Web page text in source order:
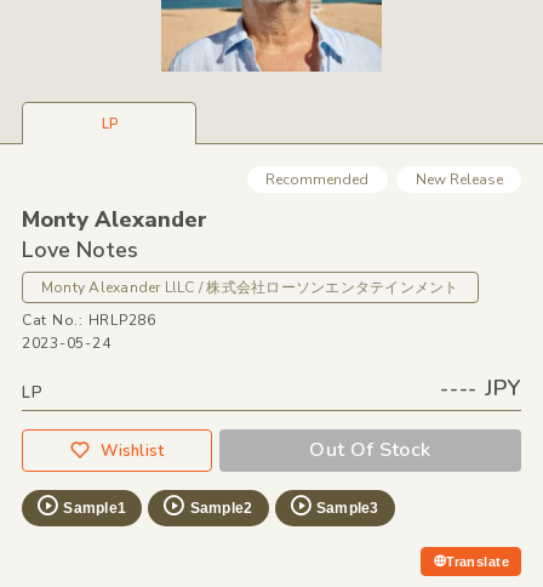
LP
Recommended New Release
Monty Alexander
Love Notes
Monty Alexander LlLC / 株式会社ローソンエンタテインメント
Cat No.: HRLP286
2023-05-24
LP ---- JPY
Wishlist Out Of Stock
Sample1 Sample2 Sample3
Translate